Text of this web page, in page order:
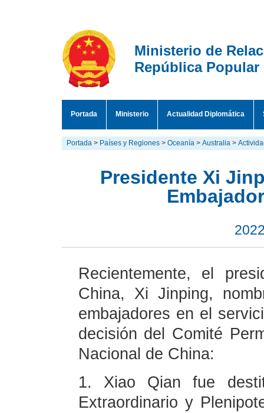
Ministerio de
República Popular
Portada Ministerio Actualidad Diplomática
Portada > Países y Regiones > Oceanía > Australia >
Presidente Xi
Recientemente, el
China, Xi Jinping,
embajadores en el
decisión del Comité
Nacional de China:
1. Xiao Qian fue
Extraordinario y